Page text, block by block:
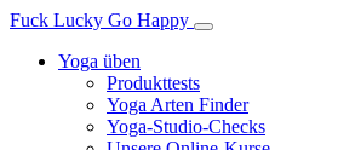
Fuck Lucky Go Happy
Yoga üben
Produkttests
Yoga Arten Finder
Yoga-Studio-Checks